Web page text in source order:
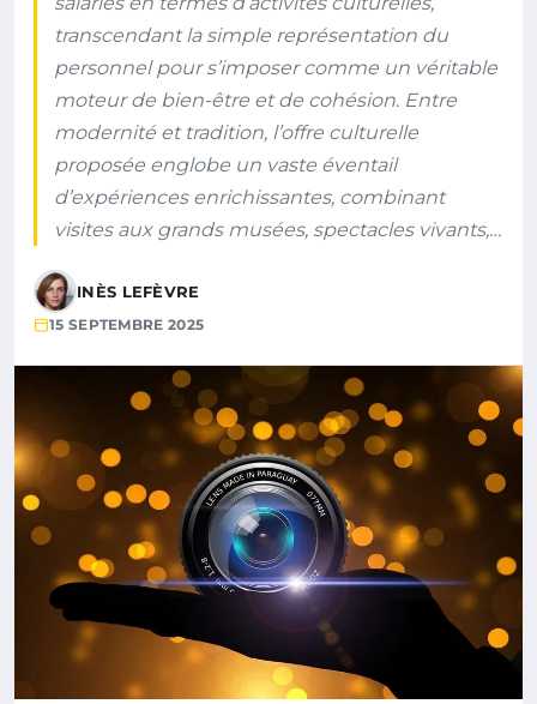
transcendant la simple représentation du
personnel pour s’imposer comme un véritable
moteur de bien-être et de cohésion. Entre
modernité et tradition, l’offre culturelle
proposée englobe un vaste éventail
d’expériences enrichissantes, combinant
visites aux grands musées, spectacles vivants,…
INÈS LEFÈVRE
15 SEPTEMBRE 2025